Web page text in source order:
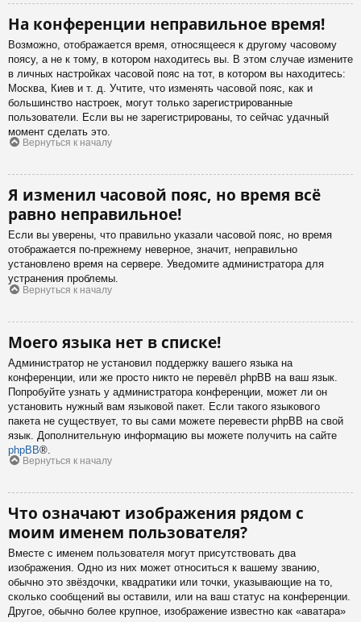
На конференции неправильное время!
Возможно, отображается время, относящееся к другому часовому
поясу, а не к тому, в котором находитесь вы. В этом случае измените
в личных настройках часовой пояс на тот, в котором вы находитесь:
Москва, Киев и т. д. Учтите, что изменять часовой пояс, как и
большинство настроек, могут только зарегистрированные
пользователи. Если вы не зарегистрированы, то сейчас удачный
момент сделать это.
Вернуться к началу
Я изменил часовой пояс, но время всё
равно неправильное!
Если вы уверены, что правильно указали часовой пояс, но время
отображается по-прежнему неверное, значит, неправильно
установлено время на сервере. Уведомите администратора для
устранения проблемы.
Вернуться к началу
Моего языка нет в списке!
Администратор не установил поддержку вашего языка на
конференции, или же просто никто не перевёл phpBB на ваш язык.
Попробуйте узнать у администратора конференции, может ли он
установить нужный вам языковой пакет. Если такого языкового
пакета не существует, то вы сами можете перевести phpBB на свой
язык. Дополнительную информацию вы можете получить на сайте
phpBB®.
Вернуться к началу
Что означают изображения рядом с
моим именем пользователя?
Вместе с именем пользователя могут присутствовать два
изображения. Одно из них может относиться к вашему званию,
обычно это звёздочки, квадратики или точки, указывающие на то,
сколько сообщений вы оставили, или на ваш статус на конференции.
Другое, обычно более крупное, изображение известно как «аватара»